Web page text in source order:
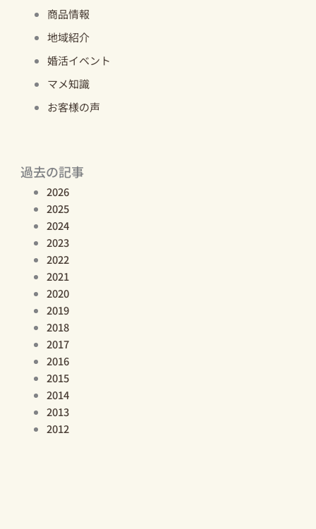
商品情報
地域紹介
婚活イベント
マメ知識
お客様の声
過去の記事
2026
2025
2024
2023
2022
2021
2020
2019
2018
2017
2016
2015
2014
2013
2012